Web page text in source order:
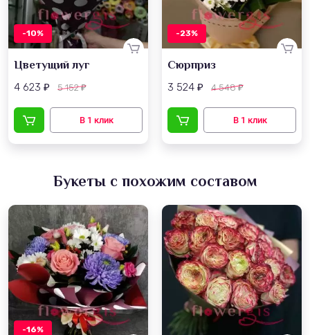
-10%
Цветущий луг
4 623 ₽ 5 152₽
-23%
Сюрприз
3 524 ₽ 4 548₽
Букеты с похожим составом
-16%